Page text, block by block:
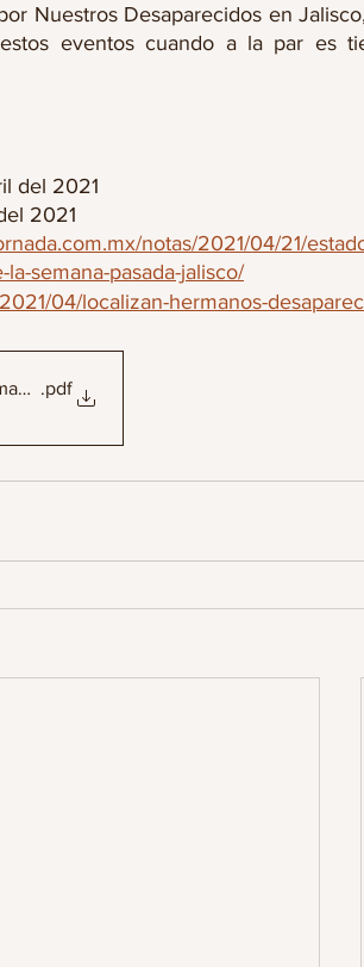
Nuestros Desaparecidos en
eventos cuando a la par es
del 2021
2021
notas/2021/04/21/
semana-pasada-jalisco/
04/localizan-hermanos-
desaparecidos desde la semana
.pdf